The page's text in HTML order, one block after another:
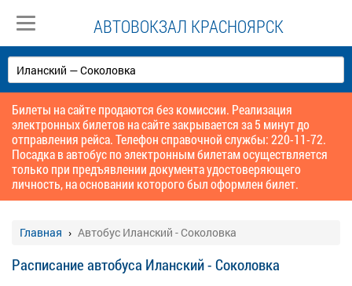
АВТОВОКЗАЛ КРАСНОЯРСК
Билеты на сайте продаются без комиссии. Реализация
электронных билетов на сайте закрывается за 5 минут до
отправления рейса. Телефон справочной службы: 220-11-72.
Посадка в автобус по электронным билетам осуществляется
только при предъявлении документа удостоверяющего
личность, на основании которого был оформлен билет.
Главная Автобус Иланский - Соколовка
Расписание автобуса Иланский - Соколовка